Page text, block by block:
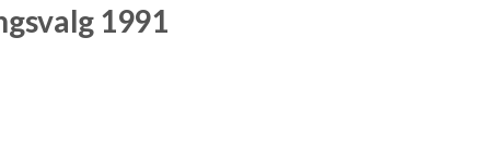
1991